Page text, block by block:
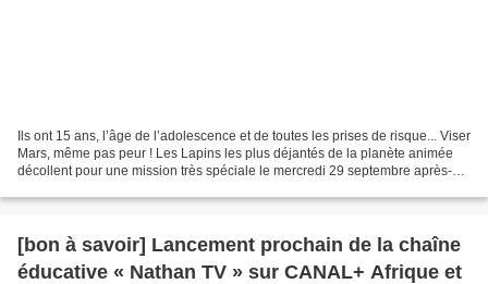
Ils ont 15 ans, l’âge de l’adolescence et de toutes les prises de risque... Viser
Mars, même pas peur ! Les Lapins les plus déjantés de la planète animée
décollent pour une mission très spéciale le mercredi 29 septembre après-
[bon à savoir] Lancement prochain de la chaîne
éducative « Nathan TV » sur CANAL+ Afrique et